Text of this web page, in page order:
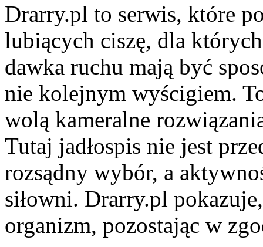
Drarry.pl to serwis, które
lubiących ciszę, dla
dawka ruchu mają być
nie kolejnym wyścigiem.
wolą kameralne
Tutaj jadłospis nie jest
rozsądny wybór, a
siłowni. Drarry.pl
organizm, pozostając w